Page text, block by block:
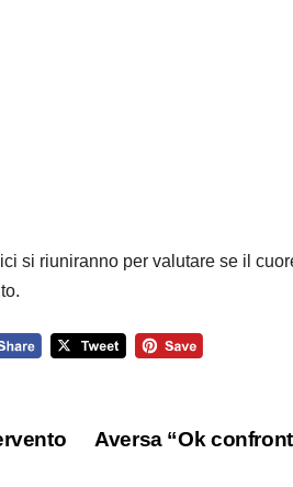
si riuniranno per valutare se il
Aversa “Ok